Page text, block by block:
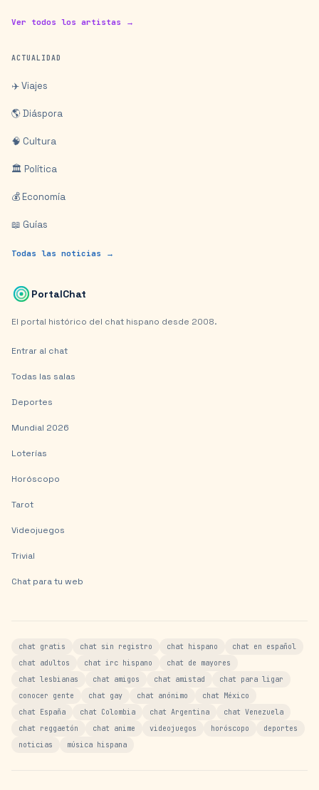
Ver todos los artistas →
ACTUALIDAD
✈️ Viajes
🌎 Diáspora
🧠 Cultura
🏛️ Política
💰 Economía
📖 Guías
Todas las noticias →
PortalChat
El portal histórico del chat hispano desde 2008.
Entrar al chat
Todas las salas
Deportes
Mundial 2026
Loterías
Horóscopo
Tarot
Videojuegos
Trivial
Chat para tu web
chat gratis chat sin registro chat hispano
chat en español
chat adultos
chat irc hispano
chat de mayores
chat lesbianas
chat amigos chat amistad
chat para ligar
conocer gente
chat gay chat anónimo
chat México
chat España
chat Colombia chat Argentina
chat Venezuela
chat reggaetón
chat anime videojuegos horóscopo
deportes
noticias
música hispana